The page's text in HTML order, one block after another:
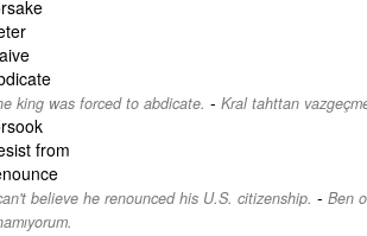
king was forced to abdicate. - Kral tahttan
from
believe he renounced his U.S. citizenship. - Ben